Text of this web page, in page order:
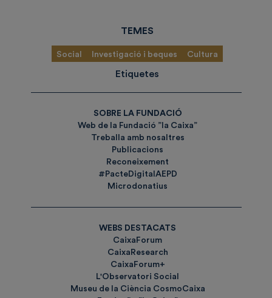
TEMES
Social Investigació i beques Cultura
Etiquetes
SOBRE LA FUNDACIÓ
Web de la Fundació ”la Caixa”
Treballa amb nosaltres
Publicacions
Reconeixement
#PacteDigitalAEPD
Microdonatius
WEBS DESTACATS
CaixaForum
CaixaResearch
CaixaForum+
L'Observatori Social
Museu de la Ciència CosmoCaixa